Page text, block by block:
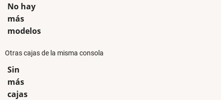
No hay
más
modelos
Otras cajas de la misma consola
Sin
más
cajas